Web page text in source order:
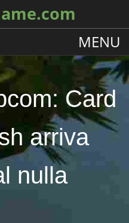
MENU
Card
arriva
nulla